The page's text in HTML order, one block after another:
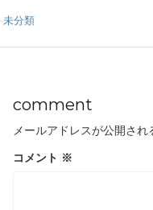
-未分類
comment
メールアドレスが公開され
コメント ※